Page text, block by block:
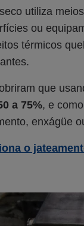
utiliza
ou
térmicos
que
a 75%, e
enxágüe
o